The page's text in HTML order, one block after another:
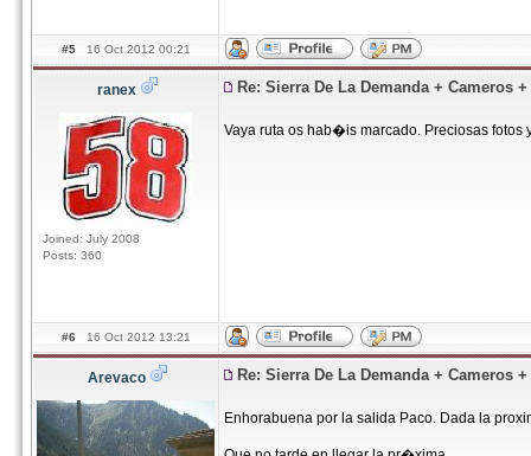
#5 16 Oct 2012 00:21
ranex
Joined: July 2008
Posts: 360
Re: Sierra De La Demanda + Cameros
Vaya ruta os hab�is marcado. Preciosas fotos
#6 16 Oct 2012 13:21
Arevaco Re: Sierra De La Demanda + Cameros
Enhorabuena por la salida Paco. Dada la